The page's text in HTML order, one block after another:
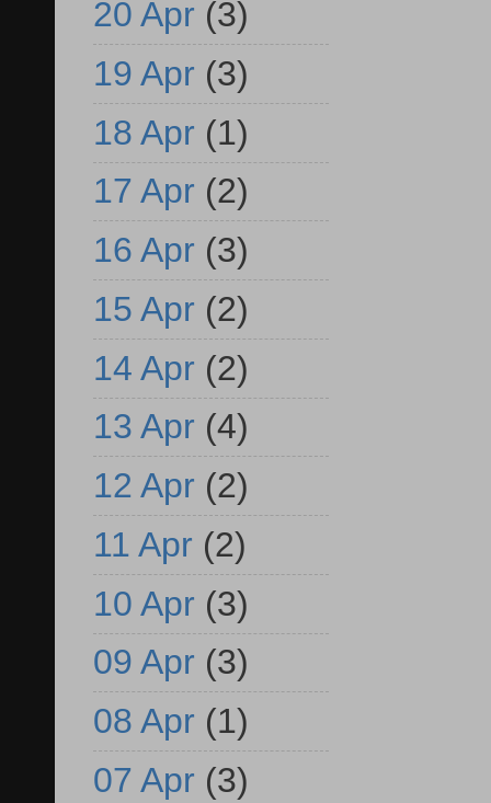
20 Apr (3)
19 Apr (3)
18 Apr (1)
17 Apr (2)
16 Apr (3)
15 Apr (2)
14 Apr (2)
13 Apr (4)
12 Apr (2)
11 Apr (2)
10 Apr (3)
09 Apr (3)
08 Apr (1)
07 Apr (3)